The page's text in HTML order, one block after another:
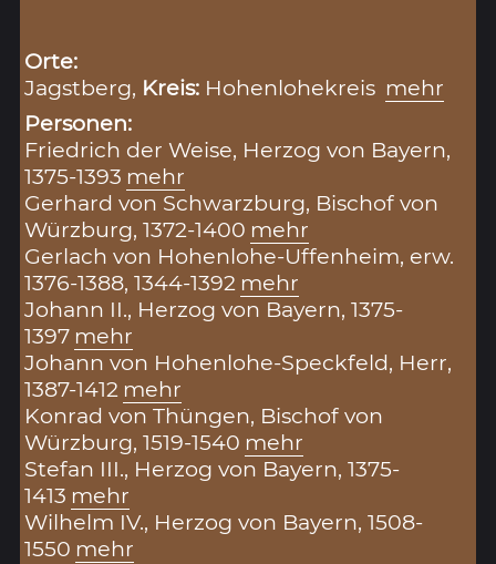
Orte:
Jagstberg, Kreis: Hohenlohekreis mehr
Personen:
Friedrich der Weise, Herzog von Bayern,
1375-1393 mehr
Gerhard von Schwarzburg, Bischof von
Würzburg, 1372-1400 mehr
Gerlach von Hohenlohe-Uffenheim, erw.
1376-1388, 1344-1392 mehr
Johann II., Herzog von Bayern, 1375-
1397 mehr
Johann von Hohenlohe-Speckfeld, Herr,
1387-1412 mehr
Konrad von Thüngen, Bischof von
Würzburg, 1519-1540 mehr
Stefan III., Herzog von Bayern, 1375-
1413 mehr
Wilhelm IV., Herzog von Bayern, 1508-
1550 mehr